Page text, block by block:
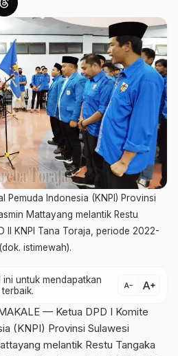
Pemuda Indonesia (KNPI) Provinsi
Mattayang melantik Restu
II KNPI Tana Toraja, periode 2022-
istimewah).
untuk mendapatkan
text_decrease text_increase
— Ketua DPD I Komite
(KNPI) Provinsi Sulawesi
melantik Restu Tangaka